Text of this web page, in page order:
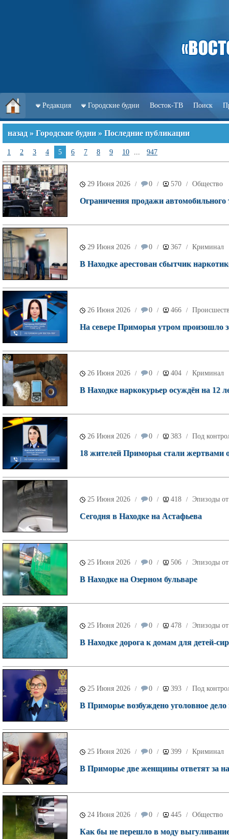
Редакция Городские будни Восток-ТВ Поиск
назад » Городские будни » Последние публикации
1 2 3 4 5 6 7 8 9 10 ... 947
29 Июня 2026 / 0 / 570 / Общество
Ограничения продажи
29 Июня 2026 / 0 / 367 / Криминал
В Находке арестован сбытчик
26 Июня 2026 / 0 / 466 /
На севере Приморья утром произошло
26 Июня 2026 / 0 / 404 / Криминал
В Находке наркокурьер осуждён на 12
26 Июня 2026 / 0 / 383 / Под
18 жителей Приморья стали жертвами
25 Июня 2026 / 0 / 418 / Эпизоды
Сегодня в Находке на Астафьева
25 Июня 2026 / 0 / 506 / Эпизоды
В Находке на Озерном бульваре
25 Июня 2026 / 0 / 478 / Эпизоды
В Находке дорога к домам для детей-
25 Июня 2026 / 0 / 393 / Под
В Приморье возбуждено уголовное
25 Июня 2026 / 0 / 399 / Криминал
В Приморье две женщины ответят за
24 Июня 2026 / 0 / 445 / Общество
Как бы не перешло в моду